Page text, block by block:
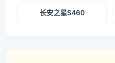
长安之星S460